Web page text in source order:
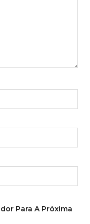
Para A Próxima